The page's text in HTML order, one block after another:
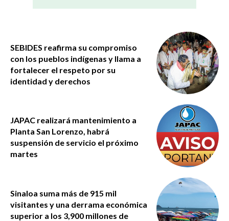
SEBIDES reafirma su compromiso
con los pueblos indígenas y llama a
fortalecer el respeto por su
identidad y derechos
JAPAC realizará mantenimiento a
Planta San Lorenzo, habrá
suspensión de servicio el próximo
martes
Sinaloa suma más de 915 mil
visitantes y una derrama económica
superior a los 3,900 millones de